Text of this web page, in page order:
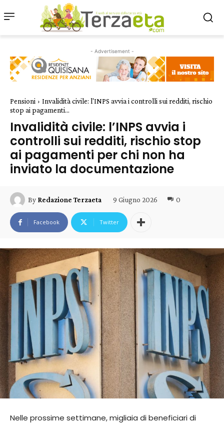
- Advertisement -
Pensioni
Invalidità civile: l'INPS avvia i controlli sui redditi, rischio
stop ai pagamenti...
Invalidità civile: l’INPS avvia i
controlli sui redditi, rischio stop
ai pagamenti per chi non ha
inviato la documentazione
By Redazione Terzaeta 9 Giugno 2026 0
Facebook Twitter
Nelle prossime settimane, migliaia di beneficiari di